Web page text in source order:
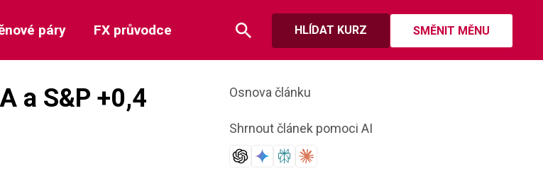
HLÍDAT KURZ SMĚNIT MĚNU
páry FX průvodce
a S&P +0,4
Osnova článku
Shrnout článek pomoci AI